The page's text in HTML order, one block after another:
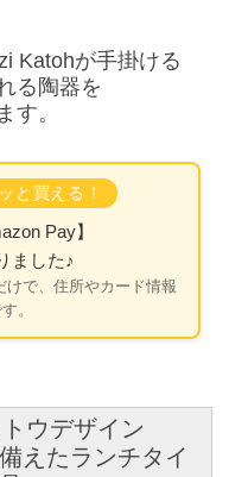
Katohが手掛ける
る陶器を
す。
と買える！
Pay】
ました♪
で、住所やカード情報
。
ウデザイン
えたランチタイ